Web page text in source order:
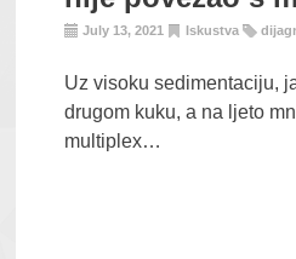
July 13, 2021 Iskustva
Uz visoku sedimentaciju,
drugom kuku, a na ljeto
multiplex…